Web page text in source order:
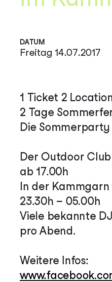
DATUM
Freitag 14.07.2017
1 Ticket 2
2 Tage
Die
Der Outdoor
ab 17.00h
In der
23.30h – 05.00h
Viele bekannte
pro Abend.
Weitere Infos: